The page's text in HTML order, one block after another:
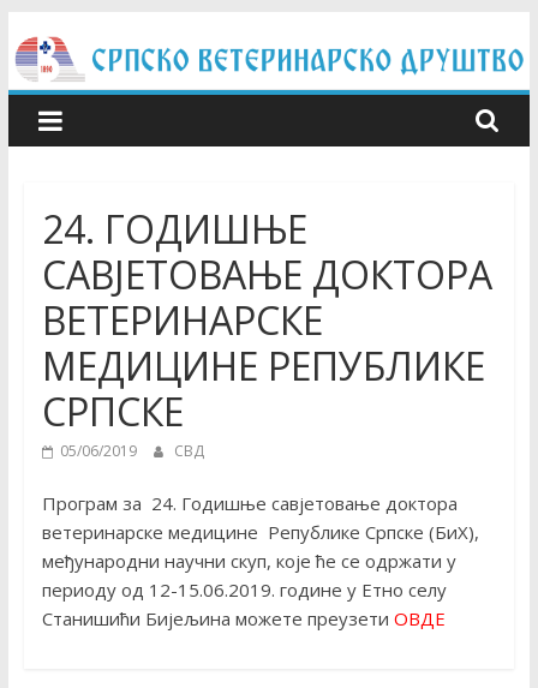
to
content
24. ГОДИШЊЕ
САВЈЕТОВАЊЕ ДОКТОРА
ВЕТЕРИНАРСКЕ
МЕДИЦИНЕ РЕПУБЛИКЕ
СРПСКЕ
05/06/2019 СВД
Програм за 24. Годишње савјетовање доктора
ветеринарске медицине Републике Српске (БиХ),
међународни научни скуп, које ће се одржати у
периоду од 12-15.06.2019. године у Етно селу
Станишићи Бијељина можете преузети ОВДЕ